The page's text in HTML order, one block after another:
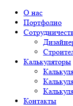
О нас
Портфолио
Калькуляторы
Контакты